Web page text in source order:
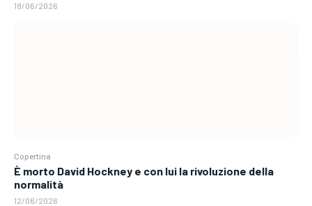
18/06/2026
Copertina
È morto David Hockney e con lui la rivoluzione della
normalità
12/06/2026